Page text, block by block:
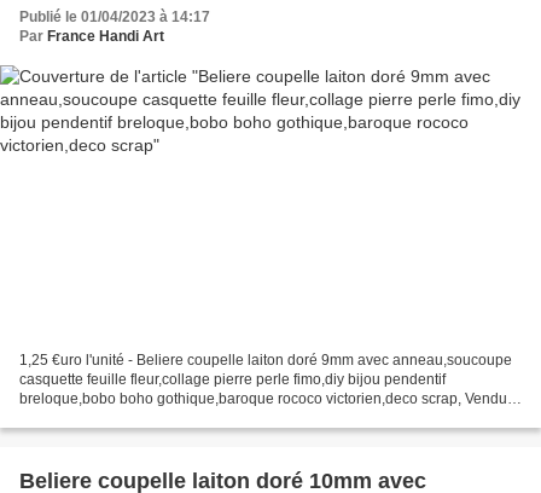
victorien,deco scrap
Publié le 01/04/2023 à 14:17
Par France Handi Art
1,25 €uro l'unité - Beliere coupelle laiton doré 9mm avec anneau,soucoupe
casquette feuille fleur,collage pierre perle fimo,diy bijou pendentif
breloque,bobo boho gothique,baroque rococo victorien,deco scrap, Vendu
Beliere coupelle laiton doré 10mm avec